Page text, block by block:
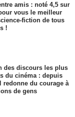
amis : noté 4,5 sur
vous le meilleur
fiction de tous
!
des discours les plus
du cinéma : depuis
redonne du courage à
de gens